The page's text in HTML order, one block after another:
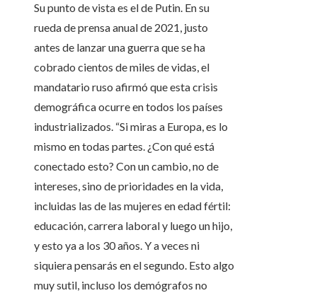
Su punto de vista es el de Putin. En su
rueda de prensa anual de 2021, justo
antes de lanzar una guerra que se ha
cobrado cientos de miles de vidas, el
mandatario ruso afirmó que esta crisis
demográfica ocurre en todos los países
industrializados. “Si miras a Europa, es lo
mismo en todas partes. ¿Con qué está
conectado esto? Con un cambio, no de
intereses, sino de prioridades en la vida,
incluidas las de las mujeres en edad fértil:
educación, carrera laboral y luego un hijo,
y esto ya a los 30 años. Y a veces ni
siquiera pensarás en el segundo. Esto algo
muy sutil, incluso los demógrafos no